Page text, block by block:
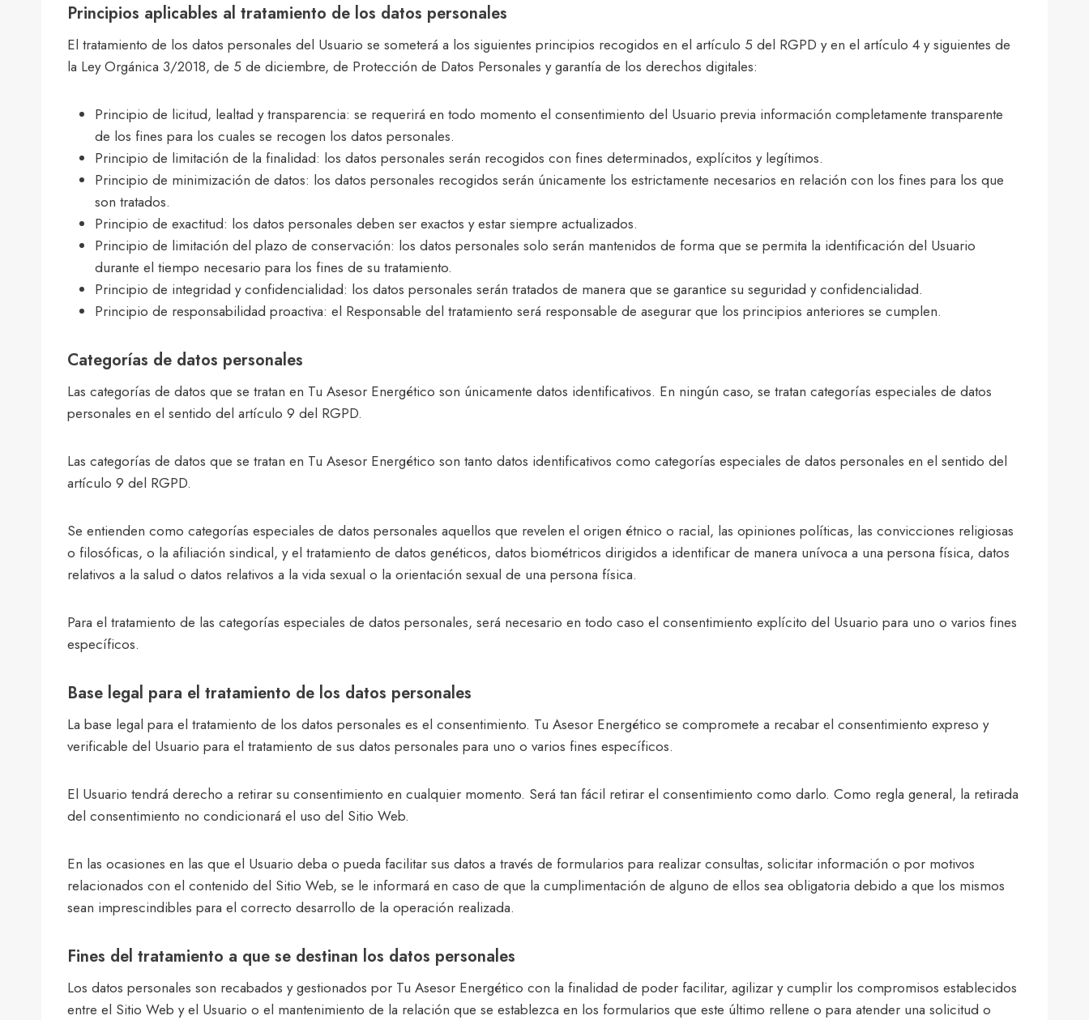
Principios aplicables al tratamiento de los datos personales
El tratamiento de los datos personales del Usuario se someterá a los siguientes principios recogidos en el artículo 5 del RGPD y en el artículo 4 y siguientes de
la Ley Orgánica 3/2018, de 5 de diciembre, de Protección de Datos Personales y garantía de los derechos digitales:
Principio de licitud, lealtad y transparencia: se requerirá en todo momento el consentimiento del Usuario previa información completamente transparente
de los fines para los cuales se recogen los datos personales.
Principio de limitación de la finalidad: los datos personales serán recogidos con fines determinados, explícitos y legítimos.
Principio de minimización de datos: los datos personales recogidos serán únicamente los estrictamente necesarios en relación con los fines para los que
son tratados.
Principio de exactitud: los datos personales deben ser exactos y estar siempre actualizados.
Principio de limitación del plazo de conservación: los datos personales solo serán mantenidos de forma que se permita la identificación del Usuario
durante el tiempo necesario para los fines de su tratamiento.
Principio de integridad y confidencialidad: los datos personales serán tratados de manera que se garantice su seguridad y confidencialidad.
Principio de responsabilidad proactiva: el Responsable del tratamiento será responsable de asegurar que los principios anteriores se cumplen.
Categorías de datos personales
Las categorías de datos que se tratan en Tu Asesor Energético son únicamente datos identificativos. En ningún caso, se tratan categorías especiales de datos
personales en el sentido del artículo 9 del RGPD.
Las categorías de datos que se tratan en Tu Asesor Energético son tanto datos identificativos como categorías especiales de datos personales en el sentido del
artículo 9 del RGPD.
Se entienden como categorías especiales de datos personales aquellos que revelen el origen étnico o racial, las opiniones políticas, las convicciones religiosas
o filosóficas, o la afiliación sindical, y el tratamiento de datos genéticos, datos biométricos dirigidos a identificar de manera unívoca a una persona física, datos
relativos a la salud o datos relativos a la vida sexual o la orientación sexual de una persona física.
Para el tratamiento de las categorías especiales de datos personales, será necesario en todo caso el consentimiento explícito del Usuario para uno o varios fines
específicos.
Base legal para el tratamiento de los datos personales
La base legal para el tratamiento de los datos personales es el consentimiento. Tu Asesor Energético se compromete a recabar el consentimiento expreso y
verificable del Usuario para el tratamiento de sus datos personales para uno o varios fines específicos.
El Usuario tendrá derecho a retirar su consentimiento en cualquier momento. Será tan fácil retirar el consentimiento como darlo. Como regla general, la retirada
del consentimiento no condicionará el uso del Sitio Web.
En las ocasiones en las que el Usuario deba o pueda facilitar sus datos a través de formularios para realizar consultas, solicitar información o por motivos
relacionados con el contenido del Sitio Web, se le informará en caso de que la cumplimentación de alguno de ellos sea obligatoria debido a que los mismos
sean imprescindibles para el correcto desarrollo de la operación realizada.
Fines del tratamiento a que se destinan los datos personales
Los datos personales son recabados y gestionados por Tu Asesor Energético con la finalidad de poder facilitar, agilizar y cumplir los compromisos establecidos
entre el Sitio Web y el Usuario o el mantenimiento de la relación que se establezca en los formularios que este último rellene o para atender una solicitud o